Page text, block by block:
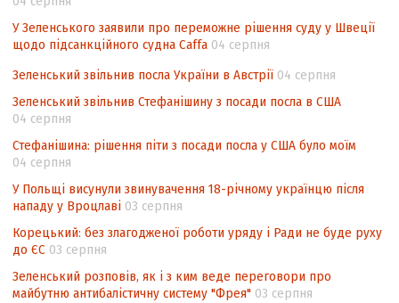
У Зеленського заявили про переможне рішення суду у Швеції
щодо підсанкційного судна Caffa 04 серпня
Зеленський звільнив посла України в Австрії 04 серпня
Зеленський звільнив Стефанішину з посади посла в США
04 серпня
Стефанішина: рішення піти з посади посла у США було моїм
04 серпня
У Польщі висунули звинувачення 18-річному українцю після
нападу у Вроцлаві 03 серпня
Корецький: без злагодженої роботи уряду і Ради не буде руху
до ЄС 03 серпня
Зеленський розповів, як і з ким веде переговори про
майбутню антибалістичну систему "Фрея" 03 серпня